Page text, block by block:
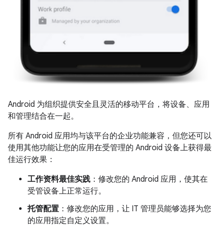
Android 为组织提供安全且灵活的移动平台，将设备、应用
和管理结合在一起。
所有 Android 应用均与该平台的企业功能兼容，但您还可以
使用其他功能让您的应用在受管理的 Android 设备上获得最
佳运行效果：
工作资料最佳实践 ：修改您的 Android 应用，使其在
受管设备上正常运行。
托管配置 ：修改您的应用，让 IT 管理员能够选择为您
的应用指定自定义设置。